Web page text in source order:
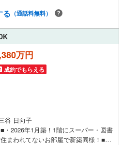
る （通話料無料）
万円
成約でもらえる
谷 日向子
・2026年1月築！1階にスーパー・図書
まわれてないお部屋で新築同様！■阪